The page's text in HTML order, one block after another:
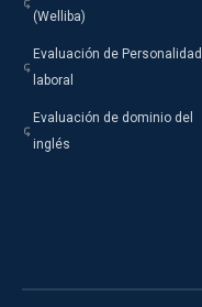
(Welliba)
Evaluación de Personalidad
laboral
Evaluación de dominio del
inglés